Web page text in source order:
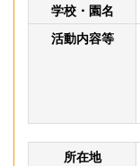
学校・園名
活動内容等
所在地